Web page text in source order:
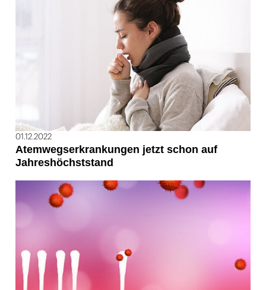
01.12.2022
Atemwegserkrankungen jetzt schon auf
Jahreshöchststand